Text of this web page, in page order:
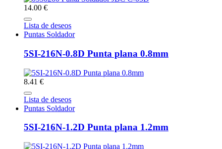
14.00 €
Lista de deseos
Puntas Soldador
5SI-216N-0.8D Punta plana 0.8mm
8.41 €
Lista de deseos
Puntas Soldador
5SI-216N-1.2D Punta plana 1.2mm